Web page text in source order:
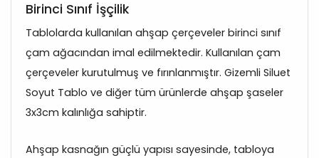
Birinci Sınıf İşçilik
Tablolarda kullanılan ahşap çerçeveler birinci sınıf
çam ağacından imal edilmektedir. Kullanılan çam
çerçeveler kurutulmuş ve fırınlanmıştır. Gizemli Siluet
Soyut Tablo ve diğer tüm ürünlerde ahşap şaseler
3x3cm kalınlığa sahiptir.
Ahşap kasnağın güçlü yapısı sayesinde, tabloya